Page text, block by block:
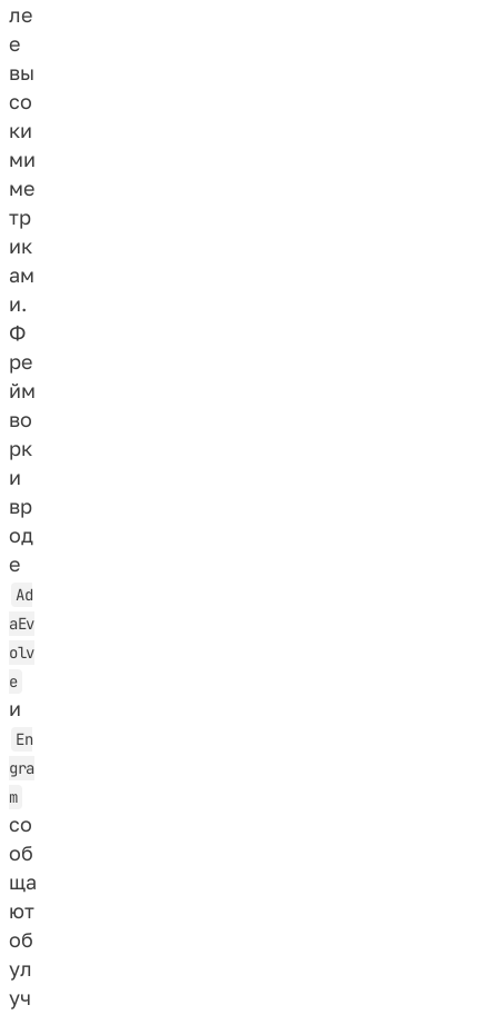
ле
е
вы
со
ки
ми
ме
тр
ик
ам
и.
Ф
ре
йм
во
рк
и
вр
од
е
Ad
aEv
olv
e
и
En
gra
m
со
об
ща
ют
об
ул
уч